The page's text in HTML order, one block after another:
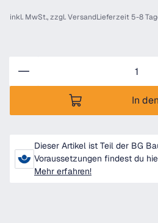
inkl. MwSt., zzgl.VersandLieferzeit 5-8
In
Dieser Artikel ist Teil der BG
Voraussetzungen findest du
Mehr erfahren!